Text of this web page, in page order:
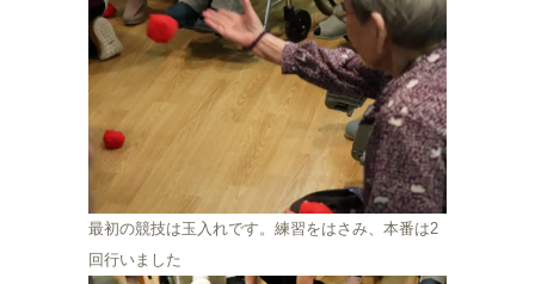
最初の競技は玉入れです。練習をはさみ、本番は2
回行いました